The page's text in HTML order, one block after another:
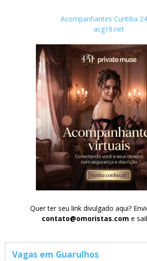
Acompanhantes Curitiba
acg18.net
Quer ter seu link divulgado aqui?
contato@omoristas.com e
Vagas em Guarulhos